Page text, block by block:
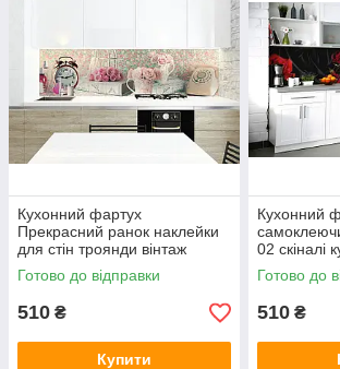
Кухонний фартух
Прекрасний ранок наклейки
для стін троянди вінтаж
дисковий телефон плівка
кухня 600х2000 мм
Готово до відправки
510 ₴
Купити
Кухонний
02 скіналі
чорний
600х2000
Готово до
510 ₴